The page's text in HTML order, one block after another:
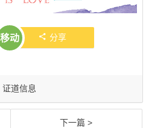
移动 分享
证道信息
下一篇 >